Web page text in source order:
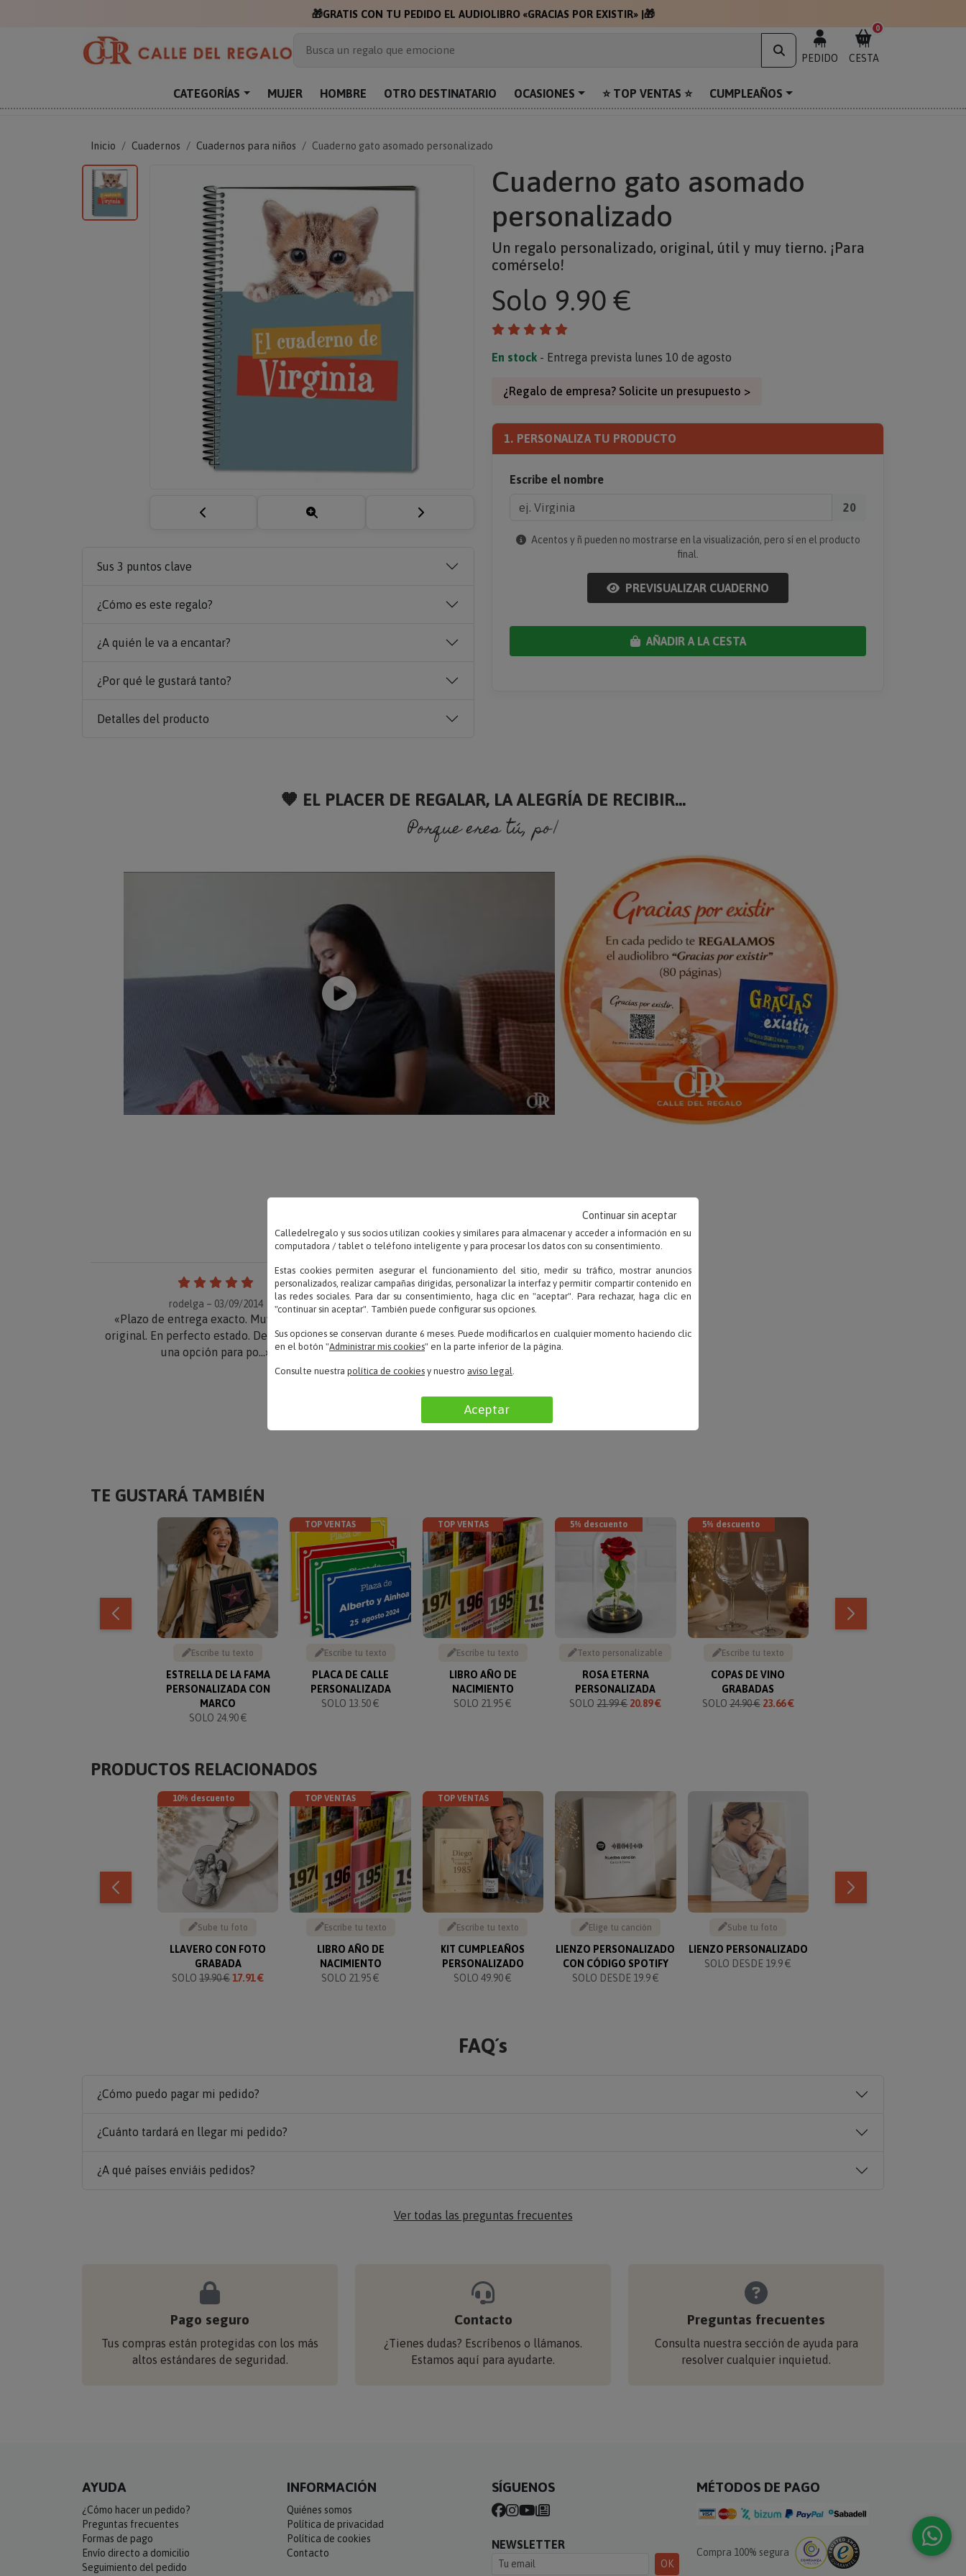
🎁GRATIS CON TU PEDIDO EL AUDIOLIBRO «GRACIAS POR EXISTIR» 🎁
Busca un regalo que emocione
Regalos personalizados para sorprender
MI
PEDIDO
0
MI
CESTA
CATEGORÍAS MUJER HOMBRE OTRO DESTINATARIO OCASIONES ⭐ TOP VENTAS ⭐ CUMPLEAÑOS
Inicio Cuadernos Cuadernos para niños Cuaderno gato asomado personalizado
Sus 3 puntos clave
¿Cómo es este regalo?
¿A quién le va a encantar?
¿Por qué le gustará tanto?
Detalles del producto
Cuaderno gato asomado
personalizado
Un regalo personalizado, original, útil y muy tierno. ¡Para
comérselo!
Solo 9.90 €
En stock - Entrega prevista lunes 10 de agosto
¿Regalo de empresa? Solicite un presupuesto >
1. PERSONALIZA TU PRODUCTO
Escribe el nombre
20
Acentos y ñ pueden no mostrarse en la visualización, pero sí en el producto
final.
PREVISUALIZAR CUADERNO
AÑADIR A LA CESTA
🧡 EL PLACER DE REGALAR, LA ALEGRÍA DE RECIBIR...
Porque eres tú, porque soy yo.
rodelga – 03/09/2014
«Plazo de entrega exacto. Muy bonito y
original. En perfecto estado. Deberia haber
una opción para po...»
LEER TODAS LAS OPINIONES
TE GUSTARÁ TAMBIÉN
Escribe tu texto
ESTRELLA DE LA FAMA
PERSONALIZADA CON
MARCO
SOLO 24.90 €
TOP VENTAS
Escribe tu texto
PLACA DE CALLE
PERSONALIZADA
SOLO 13.50 €
TOP VENTAS
Escribe tu texto
LIBRO AÑO DE
NACIMIENTO
SOLO 21.95 €
5% descuento
Texto personalizable
ROSA ETERNA
PERSONALIZADA
SOLO21.99 € 20.89 €
5% descuento
Escribe tu texto
COPAS DE VINO
GRABADAS
SOLO 24.90 € 23.66 €
PRODUCTOS RELACIONADOS
10% descuento
Sube tu foto
LLAVERO CON FOTO
GRABADA
SOLO19.90 €17.91 €
TOP VENTAS
Escribe tu texto
LIBRO AÑO DE
NACIMIENTO
SOLO 21.95 €
TOP VENTAS
Escribe tu texto
KIT CUMPLEAÑOS
PERSONALIZADO
SOLO 49.90 €
Elige tu canción
LIENZO PERSONALIZADO
CON CÓDIGO SPOTIFY
SOLO DESDE 19.9 €
Sube tu foto
LIENZO PERSONALIZADO
SOLO DESDE 19.9 €
FAQ´s
¿Cómo puedo pagar mi pedido?
¿Cuánto tardará en llegar mi pedido?
¿A qué países enviáis pedidos?
Ver todas las preguntas frecuentes
Pago seguro
Tus compras están protegidas con los más
altos estándares de seguridad.
Contacto
¿Tienes dudas? Escríbenos o llámanos.
Estamos aquí para ayudarte.
Preguntas frecuentes
Consulta nuestra sección de ayuda para
resolver cualquier inquietud.
AYUDA
¿Cómo hacer un pedido?
Preguntas frecuentes
Formas de pago
Envío directo a domicilio
Seguimiento del pedido
INFORMACIÓN
Quiénes somos
Política de privacidad
Política de cookies
Contacto
SÍGUENOS
NEWSLETTER
OK
MÉTODOS DE PAGO
Compra 100% segura
Calledelregalo y sus socios utilizan cookies y similares para almacenar y acceder a información en su
computadora / tablet o teléfono inteligente y para procesar los datos con su consentimiento.
Estas cookies permiten asegurar el funcionamiento del sitio, medir su tráfico, mostrar anuncios
personalizados, realizar campañas dirigidas, personalizar la interfaz y permitir compartir contenido en
las redes sociales. Para dar su consentimiento, haga clic en "aceptar". Para rechazar, haga clic en
"continuar sin aceptar". También puede configurar sus opciones.
Sus opciones se conservan durante 6 meses. Puede modificarlos en cualquier momento haciendo clic
en el botón "Administrar mis cookies" en la parte inferior de la página.
Consulte nuestra política de cookies y nuestro aviso legal.
Aceptar
Continuar sin aceptar